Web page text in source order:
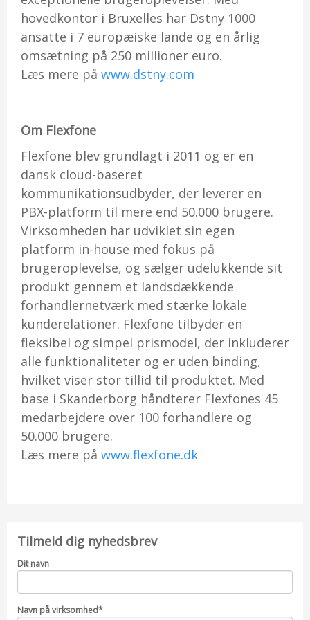
hovedkontor i Bruxelles har Dstny 1000
ansatte i 7 europæiske lande og en årlig
omsætning på 250 millioner euro.
Læs mere på www.dstny.com
Om Flexfone
Flexfone blev grundlagt i 2011 og er en
dansk cloud-baseret
kommunikationsudbyder, der leverer en
PBX-platform til mere end 50.000 brugere.
Virksomheden har udviklet sin egen
platform in-house med fokus på
brugeroplevelse, og sælger udelukkende sit
produkt gennem et landsdækkende
forhandlernetværk med stærke lokale
kunderelationer. Flexfone tilbyder en
fleksibel og simpel prismodel, der inkluderer
alle funktionaliteter og er uden binding,
hvilket viser stor tillid til produktet. Med
base i Skanderborg håndterer Flexfones 45
medarbejdere over 100 forhandlere og
50.000 brugere.
Læs mere på www.flexfone.dk
Tilmeld dig nyhedsbrev
Dit navn
Navn på virksomhed*